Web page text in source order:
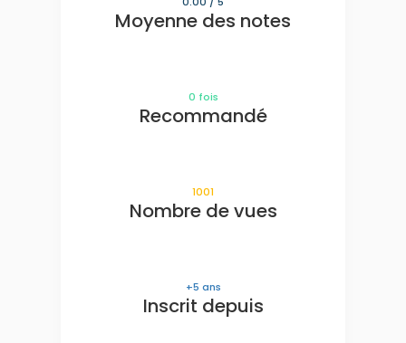
Moyenne des notes
0 fois
Recommandé
1001
Nombre de vues
5 ans
Inscrit depuis